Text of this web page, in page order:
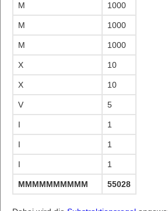
M 1000
M 1000
M 1000
X 10
X 10
V 5
I 1
I 1
I 1
55028